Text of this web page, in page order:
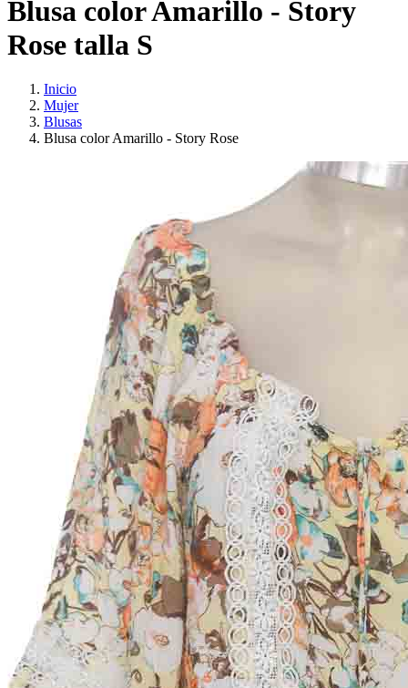
Blusa color Amarillo - Story
Rose talla S
Inicio
Mujer
Blusas
Blusa color Amarillo - Story Rose